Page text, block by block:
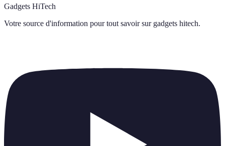
Gadgets HiTech
Votre source d'information pour tout savoir sur gadgets hitech.